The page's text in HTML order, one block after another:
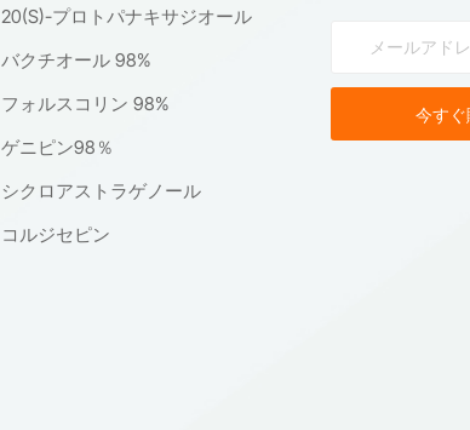
20(S)-プロトパナキサジオール
バクチオール 98%
フォルスコリン 98%
ゲニピン98％
シクロアストラゲノール
コルジセピン